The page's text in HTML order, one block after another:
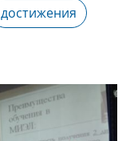
достижения